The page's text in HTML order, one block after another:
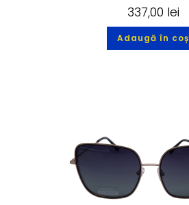
337,00 lei
Adaugă în coș